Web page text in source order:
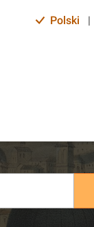
Polski |